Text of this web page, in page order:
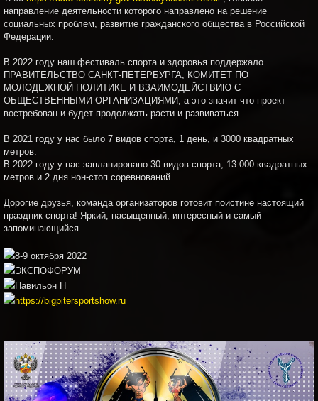
направление деятельности которого направлено на решение
социальных проблем, развитие гражданского общества в Российской
Федерации.
В 2022 году наш фестиваль спорта и здоровья поддержало
ПРАВИТЕЛЬСТВО САНКТ-ПЕТЕРБУРГА, КОМИТЕТ ПО
МОЛОДЕЖНОЙ ПОЛИТИКЕ И ВЗАИМОДЕЙСТВИЮ С
ОБЩЕСТВЕННЫМИ ОРГАНИЗАЦИЯМИ, а это значит что проект
востребован и будет продолжать расти и развиваться.
В 2021 году у нас было 7 видов спорта, 1 день, и 3000 квадратных
метров.
В 2022 году у нас запланировано 30 видов спорта, 13 000 квадратных
метров и 2 дня нон-стоп соревнований.
Дорогие друзья, команда организаторов готовит поистине настоящий
праздник спорта! Яркий, насыщенный, интересный и самый
запоминающийся...
8-9 октября 2022
ЭКСПОФОРУМ
Павильон H
https://bigpitersportshow.ru